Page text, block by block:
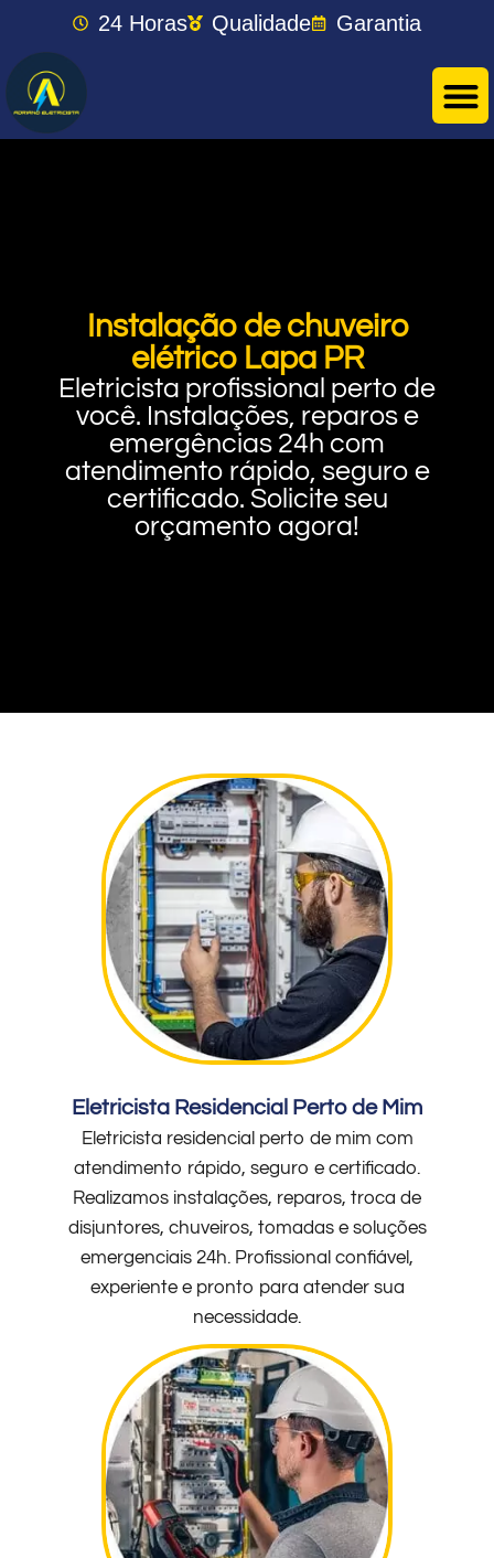
24 Horas Qualidade Garantia
Instalação de chuveiro
elétrico Lapa PR
Eletricista profissional perto de
você. Instalações, reparos e
emergências 24h com
atendimento rápido, seguro e
certificado. Solicite seu
orçamento agora!
Eletricista Residencial Perto de Mim
Eletricista residencial perto de mim com
atendimento rápido, seguro e certificado.
Realizamos instalações, reparos, troca de
disjuntores, chuveiros, tomadas e soluções
emergenciais 24h. Profissional confiável,
experiente e pronto para atender sua
necessidade.